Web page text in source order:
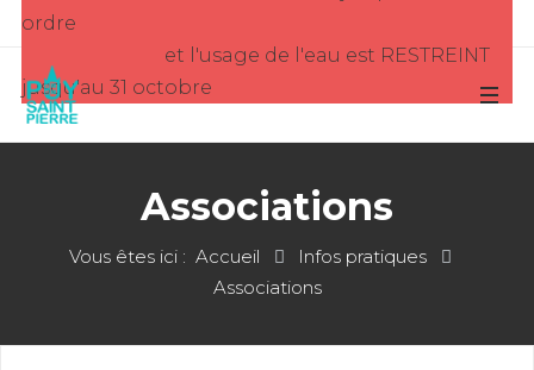
ordre
et l'usage de l'eau est RESTREINT
jusqu'au 31 octobre
Associations
Vous êtes ici :Accueil
Infos pratiques
Associations